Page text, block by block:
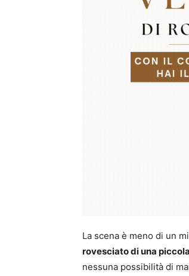
La scena è meno di un
rovesciato di una
nessuna possibilità di